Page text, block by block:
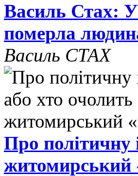
Василь Стах:
померла
Василь СТАХ
Про політичну